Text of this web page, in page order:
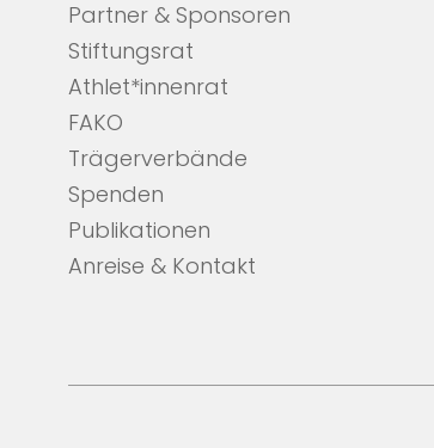
Partner & Sponsoren
Stiftungsrat
Athlet*innenrat
FAKO
Trägerverbände
Spenden
Publikationen
Anreise & Kontakt